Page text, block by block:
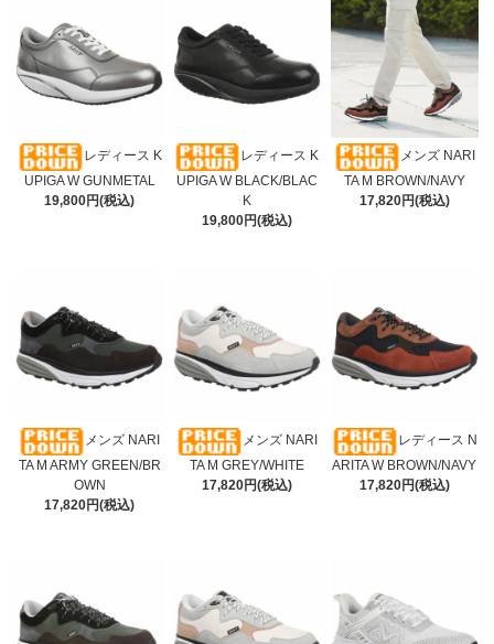
レディース K
UPIGA W GUNMETAL
19,800円(税込)
レディース K
UPIGA W BLACK/BLAC
K
19,800円(税込)
メンズ NARI
TA M BROWN/NAVY
17,820円(税込)
メンズ NARI
TA M ARMY GREEN/BR
OWN
17,820円(税込)
メンズ NARI
TA M GREY/WHITE
17,820円(税込)
レディース N
ARITA W BROWN/NAVY
17,820円(税込)